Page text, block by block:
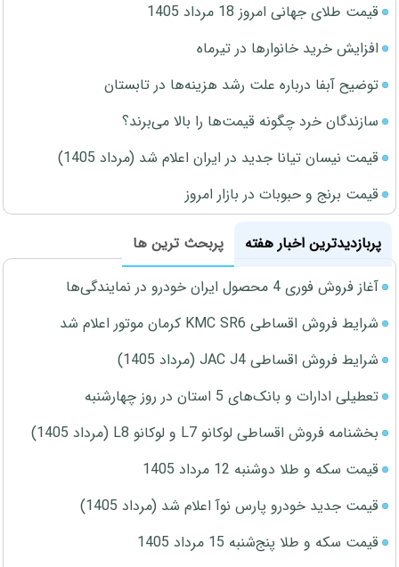
قیمت طلای جهانی امروز 18 مرداد 1405
افزایش خرید خانوارها در تیرماه
توضیح آبفا درباره علت رشد هزینه‌ها در تابستان
سازندگان خرد چگونه قیمت‌ها را بالا می‌برند؟
قیمت نیسان تیانا جدید در ایران اعلام شد (مرداد 1405)
قیمت برنج و حبوبات در بازار امروز
پربازدیدترین اخبار هفته
پربحث ترین ها
آغاز فروش فوری 4 محصول ایران خودرو در نمایندگی‌ها
شرایط فروش اقساطی KMC SR6 کرمان موتور اعلام شد
شرایط فروش اقساطی JAC J4 (مرداد 1405)
تعطیلی ادارات و بانک‌های 5 استان در روز چهارشنبه
بخشنامه فروش اقساطی لوکانو L7 و لوکانو L8 (مرداد 1405)
قیمت سکه و طلا دوشنبه 12 مرداد 1405
قیمت جدید خودرو پارس نوآ اعلام شد (مرداد 1405)
قیمت سکه و طلا پنج‌شنبه 15 مرداد 1405